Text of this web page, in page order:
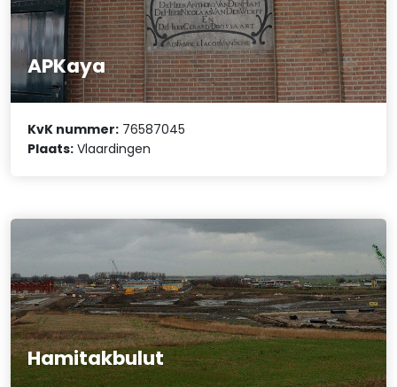
APKaya
KvK nummer: 76587045
Plaats: Vlaardingen
Hamitakbulut